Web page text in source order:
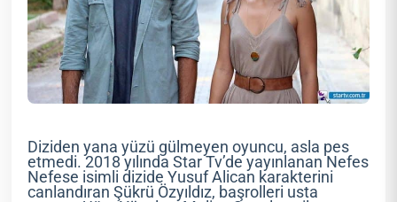
Diziden yana yüzü gülmeyen oyuncu, asla pes
etmedi. 2018 yılında Star Tv’de yayınlanan Nefes
Nefese isimli dizide Yusuf Alican karakterini
canlandıran Şükrü Özyıldız, başrolleri usta